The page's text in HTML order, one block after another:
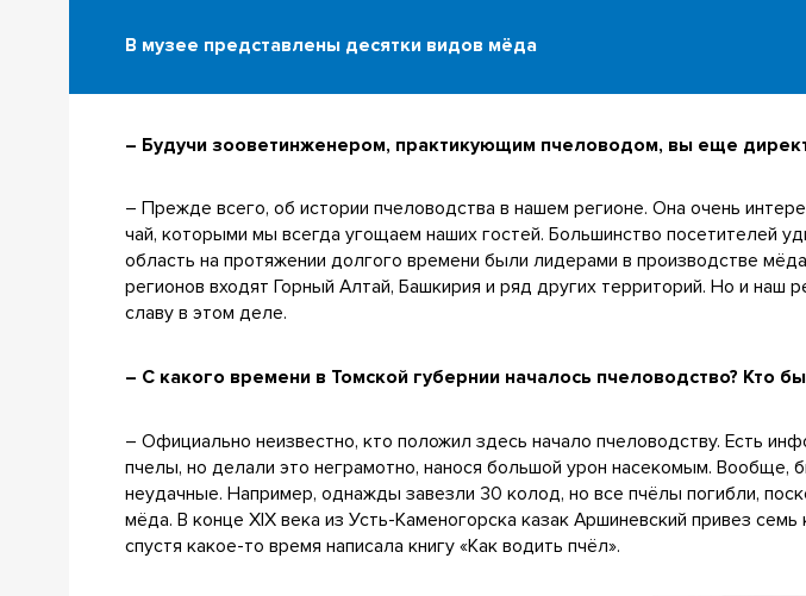
В музее представлены десятки видов мёда
– Будучи зооветинженером, практикующим пчеловодом, вы еще
– Прежде всего, об истории пчеловодства в нашем регионе. Она очень
чай, которыми мы всегда угощаем наших гостей. Большинство посетителей
область на протяжении долгого времени были лидерами в производстве
регионов входят Горный Алтай, Башкирия и ряд других территорий. Но и
славу в этом деле.
– С какого времени в Томской губернии началось пчеловодство? Кто
– Официально неизвестно, кто положил здесь начало пчеловодству. Есть
пчелы, но делали это неграмотно, нанося большой урон насекомым. Вообще,
неудачные. Например, однажды завезли 30 колод, но все пчёлы погибли,
мёда. В конце ХIХ века из Усть-Каменогорска казак Аршиневский привез
спустя какое-то время написала книгу «Как водить пчёл».